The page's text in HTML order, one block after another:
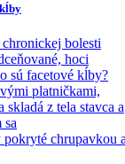
bolesti
hoci
sú facetové kĺby?
platničkami,
z tela stavca a
sa
chrupavkou